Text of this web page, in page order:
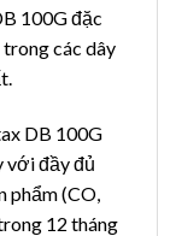
100G đặc
các dây
DB 100G
với đầy đủ
phẩm (CO,
12 tháng